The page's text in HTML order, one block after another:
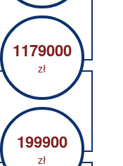
1179000
zł
199900
zł